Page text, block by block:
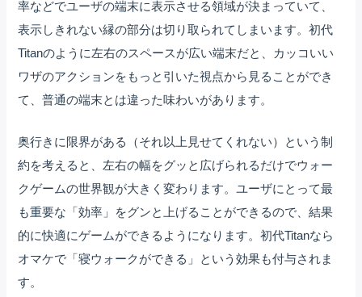
率などでユーザの端末に表示させる領域が決まっていて、
表示しきれない縁の部分は切り取られてしまいます。初代
Titanのように左右のスペースが広い端末だと、カッコいい
ワザのアクションをもっと引いた視点から見ることができ
て、普通の端末とは違った味わいがあります。
奥行きに限界がある（それ以上見せてくれない）という制
約を考えると、左右の幅をグッと広げられるだけでウォー
クゲームの世界観が大きく変わります。ユーザにとって最
も重要な「効率」をグンと上げることができるので、結果
的に快適にゲームができるようになります。初代Titanなら
オマケで「寝ウォークができる」という効果も付与されま
す。